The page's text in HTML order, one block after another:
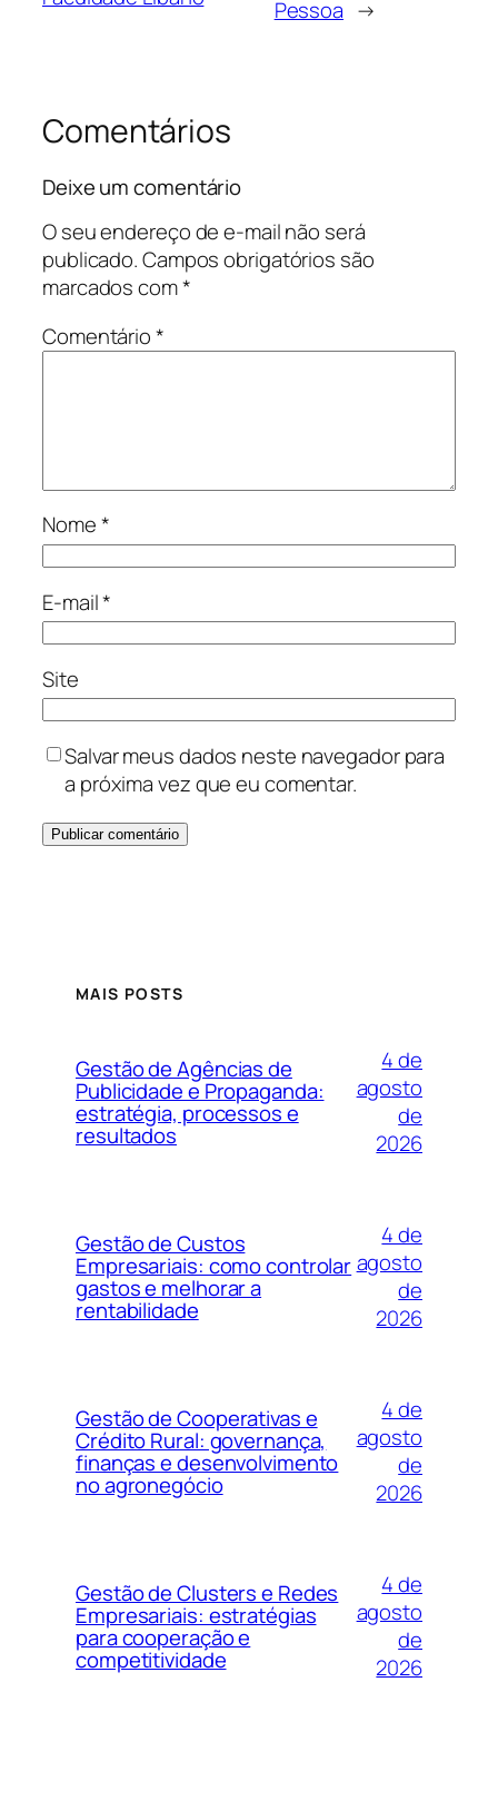
Pessoa →
Comentários
Deixe um comentário
O seu endereço de e-mail não será
publicado.Campos obrigatórios são
marcados com*
Comentário*
Nome*
E-mail*
Site
Salvar meus dados neste navegador para
a próxima vez que eu comentar.
MAIS POSTS
Gestão de Agências de
Publicidade e Propaganda:
estratégia, processos e
resultados
4 de
agosto
de
2026
Gestão de Custos
Empresariais: como controlar
gastos e melhorar a
rentabilidade
4 de
agosto
de
2026
Gestão de Cooperativas e
Crédito Rural: governança,
finanças e desenvolvimento
no agronegócio
4 de
agosto
de
2026
Gestão de Clusters e Redes
Empresariais: estratégias
para cooperação e
competitividade
4 de
agosto
de
2026